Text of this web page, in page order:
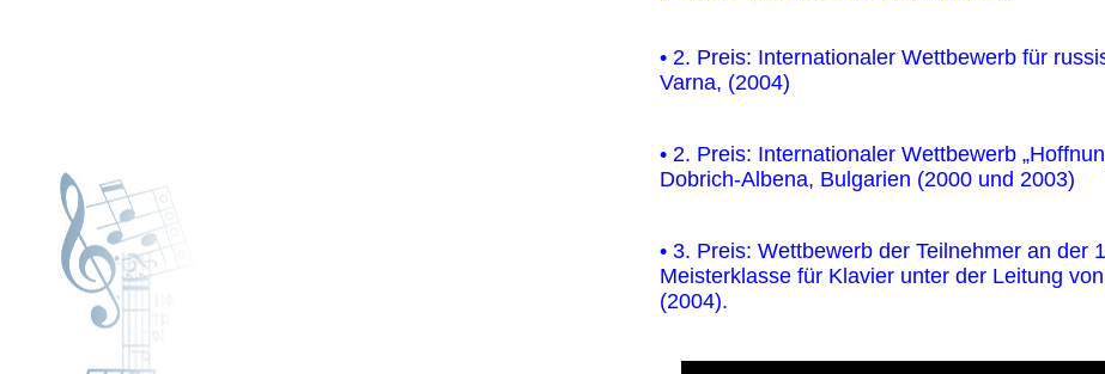
• 2. Preis: Internationaler Wettbewerb für
Varna, (2004)
• 2. Preis: Internationaler Wettbewerb
Dobrich-Albena, Bulgarien (2000 und 2003)
• 3. Preis: Wettbewerb der Teilnehmer an der
Meisterklasse für Klavier unter der Leitung
(2004).